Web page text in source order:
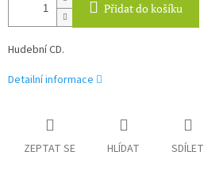
Přidat do košíku
Hudební CD.
Detailní informace
ZEPTAT SE HLÍDAT SDÍLET